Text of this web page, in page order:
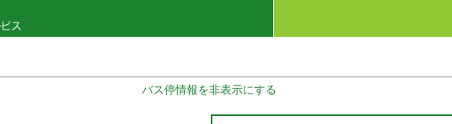
バス停情報を非表示にする